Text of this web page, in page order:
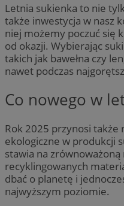
Letnia sukienka to nie
także inwestycja w nasz
niej możemy poczuć się
od okazji. Wybierając
takich jak bawełna czy
nawet podczas
Co nowego w
Rok 2025 przynosi także
ekologiczne w produkcji
stawia na
recyklingowanych
dbać o planetę i
najwyższym poziomie.